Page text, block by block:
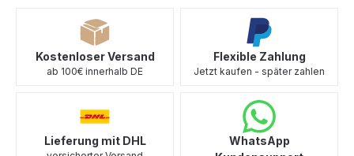
Kostenloser Versand
ab 100€ innerhalb DE
Flexible Zahlung
Jetzt kaufen - später zahlen
Lieferung mit DHL
WhatsApp